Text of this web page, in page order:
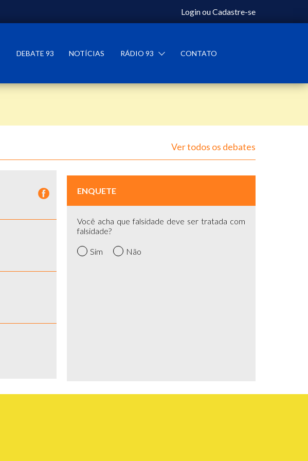
LoginouCadastre-se
DEBATE 93 NOTÍCIAS RÁDIO 93 CONTATO
Ver todos os debates
ENQUETE
Você acha que falsidade deve ser tratada com
falsidade?
Sim Não